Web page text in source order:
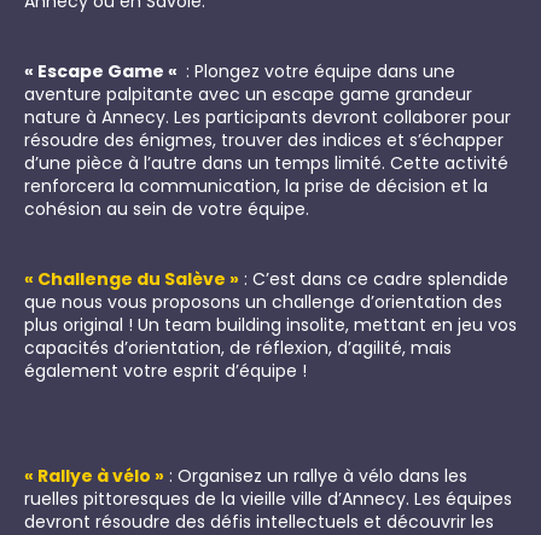
« Escape Game « : Plongez votre équipe dans une
aventure palpitante avec un escape game grandeur
nature à Annecy. Les participants devront collaborer pour
résoudre des énigmes, trouver des indices et s’échapper
d’une pièce à l’autre dans un temps limité. Cette activité
renforcera la communication, la prise de décision et la
cohésion au sein de votre équipe.
« Challenge du Salève » : C’est dans ce cadre splendide
que nous vous proposons un challenge d’orientation des
plus original ! Un team building insolite, mettant en jeu vos
capacités d’orientation, de réflexion, d’agilité, mais
également votre esprit d’équipe !
« Rallye à vélo » : Organisez un rallye à vélo dans les
ruelles pittoresques de la vieille ville d’Annecy. Les équipes
devront résoudre des défis intellectuels et découvrir les